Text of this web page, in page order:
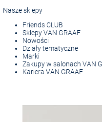
Nasze sklepy
Friends CLUB
Sklepy VAN GRAAF
Nowości
Działy tematyczne
Marki
Zakupy w salonach VAN
Kariera VAN GRAAF